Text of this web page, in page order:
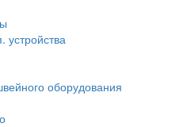
оборудования